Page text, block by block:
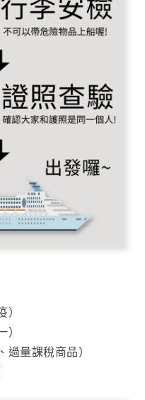
）
）
過量課稅商品）